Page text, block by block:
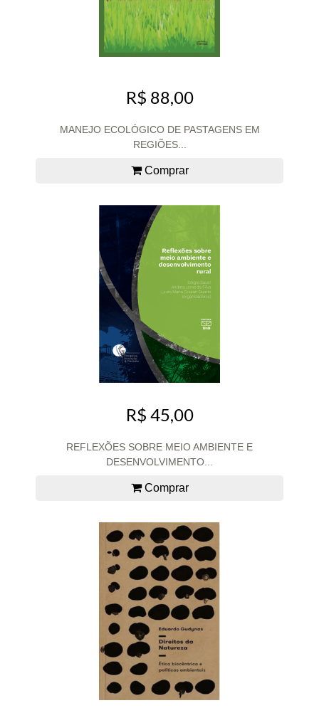
R$ 88,00
MANEJO ECOLÓGICO DE PASTAGENS EM
REGIÕES...
Comprar
R$ 45,00
REFLEXÕES SOBRE MEIO AMBIENTE E
DESENVOLVIMENTO...
Comprar